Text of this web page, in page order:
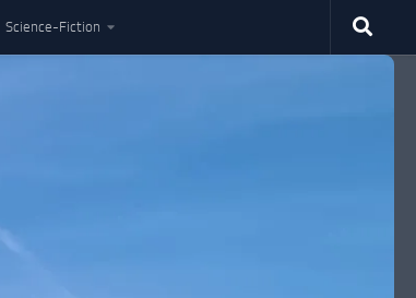
Science-Fiction